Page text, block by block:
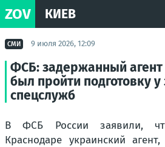
ZOV КИЕВ
СМИ 9 июля 2026, 12:09
ФСБ: задержанный
был пройти подготовку
спецслужб
В ФСБ России заявили,
Краснодаре украинский